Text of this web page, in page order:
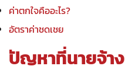
ค่าตกใจคืออะไร?
อัตราค่าชดเชย
ปัญหาที่นายจ้า